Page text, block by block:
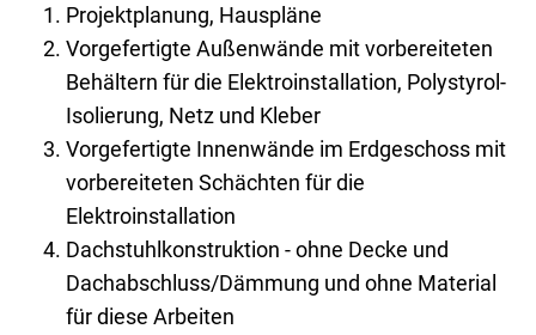
Projektplanung, Hauspläne
Vorgefertigte Außenwände mit vorbereiteten
Behältern für die Elektroinstallation, Polystyrol-
Isolierung, Netz und Kleber
Vorgefertigte Innenwände im Erdgeschoss mit
vorbereiteten Schächten für die
Elektroinstallation
Dachstuhlkonstruktion - ohne Decke und
Dachabschluss/Dämmung und ohne Material
für diese Arbeiten